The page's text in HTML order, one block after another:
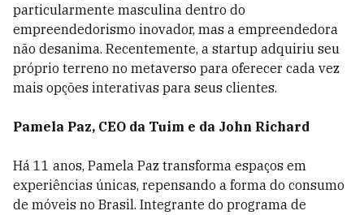
particularmente masculina dentro do
empreendedorismo inovador, mas a empreendedora
não desanima. Recentemente, a startup adquiriu seu
próprio terreno no metaverso para oferecer cada vez
mais opções interativas para seus clientes.
Pamela Paz, CEO da Tuim e da John Richard
Há 11 anos, Pamela Paz transforma espaços em
experiências únicas, repensando a forma do consumo
de móveis no Brasil. Integrante do programa de